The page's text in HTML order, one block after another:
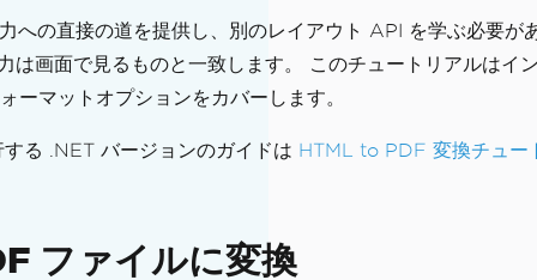
の直接の道を提供し、別のレイアウト API を学ぶ必要が
画面で見るものと一致します。 このチュートリアルは
ーマットオプションをカバーします。
る .NET バージョンのガイドは HTML to PDF 変換チュー
ファイルに変換